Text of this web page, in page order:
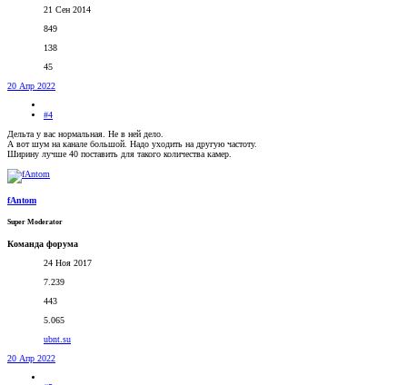
21 Сен 2014
849
138
45
20 Апр 2022
#4
Дельта у вас нормальная. Не в ней дело.
А вот шум на канале большой. Надо уходить на другую частоту.
Ширину лучше 40 поставить для такого количества камер.
fAntom
Super Moderator
Команда форума
24 Ноя 2017
7.239
443
5.065
ubnt.su
20 Апр 2022